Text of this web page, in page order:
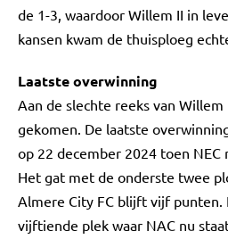
de 1-3, waardoor Willem II in
kansen kwam de thuisploeg
Laatste overwinning
Aan de slechte reeks van Willem
gekomen. De laatste
op 22 december 2024 toen NEC
Het gat met de onderste twee
Almere City FC blijft vijf punten.
vijftiende plek waar NAC nu